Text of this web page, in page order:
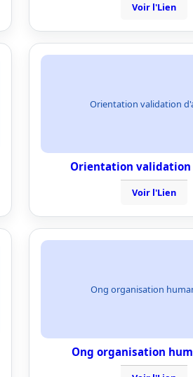
Voir l'Lien
Orientation validation
Orientation validation
Voir l'Lien
Ong organisation
Ong organisation